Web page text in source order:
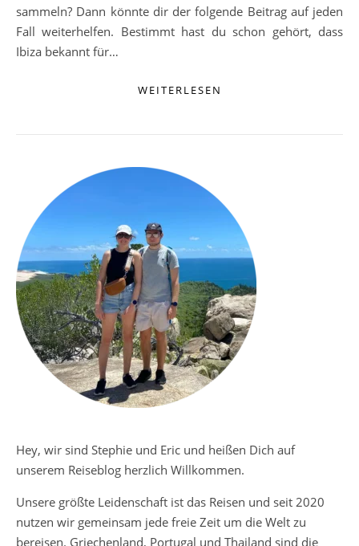
sammeln? Dann könnte dir der folgende Beitrag auf jeden
Fall weiterhelfen. Bestimmt hast du schon gehört, dass
Ibiza bekannt für…
WEITERLESEN
Hey, wir sind Stephie und Eric und heißen Dich auf
unserem Reiseblog herzlich Willkommen.
Unsere größte Leidenschaft ist das Reisen und seit 2020
nutzen wir gemeinsam jede freie Zeit um die Welt zu
bereisen. Griechenland, Portugal und Thailand sind die